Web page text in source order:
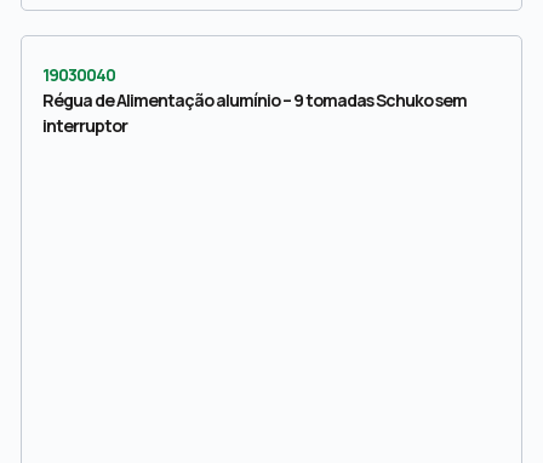
19030040
Régua de Alimentação alumínio – 9 tomadas Schuko sem
interruptor